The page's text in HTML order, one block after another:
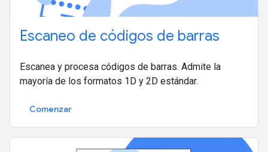
Escaneo de códigos de barras
Escanea y procesa códigos de barras. Admite la
mayoría de los formatos 1D y 2D estándar.
Comenzar